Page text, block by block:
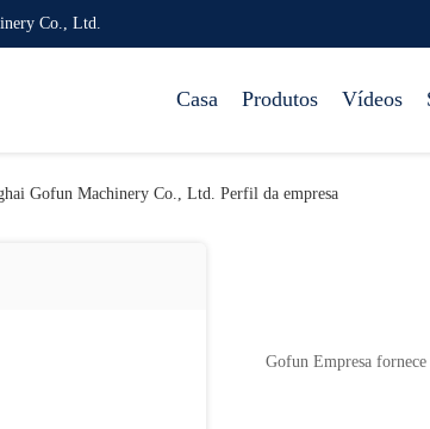
Co., Ltd.
Casa Produtos Vídeos
Gofun Machinery Co., Ltd. Perfil da empresa
Gofun Empresa fornece